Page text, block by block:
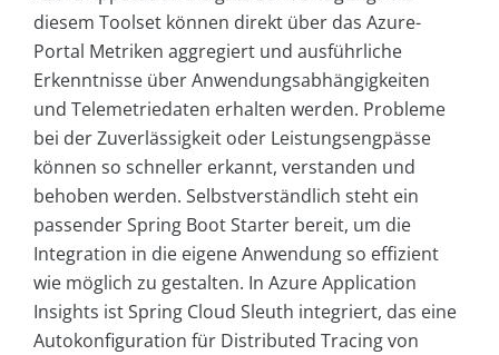
diesem Toolset können direkt über das Azure-
Portal Metriken aggregiert und ausführliche
Erkenntnisse über Anwendungsabhängigkeiten
und Telemetriedaten erhalten werden. Probleme
bei der Zuverlässigkeit oder Leistungsengpässe
können so schneller erkannt, verstanden und
behoben werden. Selbstverständlich steht ein
passender Spring Boot Starter bereit, um die
Integration in die eigene Anwendung so effizient
wie möglich zu gestalten. In Azure Application
Insights ist Spring Cloud Sleuth integriert, das eine
Autokonfiguration für Distributed Tracing von